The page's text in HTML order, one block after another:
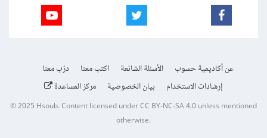
عن أكاديمية حسوب الأسئلة الشائعة اكتب معنا
درّب معنا
إرشادات الاستخدام
بيان الخصوصية مركز المساعدة
© 2025Hsoub.Content licensed underCC BY-NC-SA 4.0unless mentioned
otherwise.